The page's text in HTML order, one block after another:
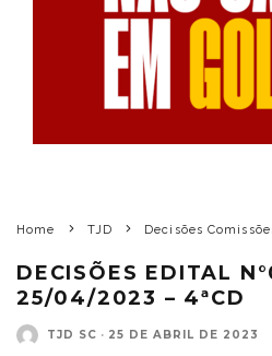
Home TJD Decisões
DECISÕES EDITAL
25/04/2023 – 4ªCD
TJD SC · 25 DE ABRIL DE 2023